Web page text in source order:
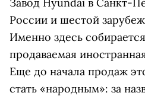
России и шестой
Именно здесь
продаваемая
Еще до начала продаж
стать «народным»: за